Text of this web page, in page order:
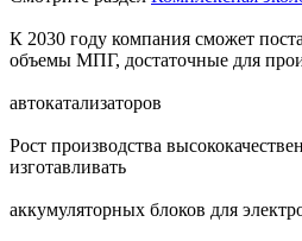
К 2030 году компания сможет
объемы МПГ, достаточные для
автокатализаторов
Рост производства
изготавливать
аккумуляторных блоков для